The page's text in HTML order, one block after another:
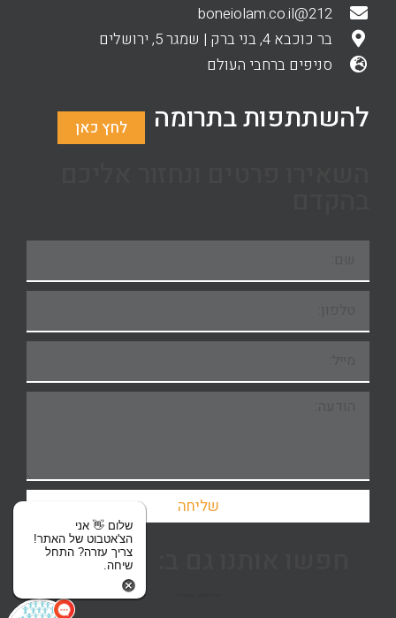
212@boneiolam.co.il
בר כוכבא 4, בני ברק | שמגר 5, ירושלים
סניפים ברחבי העולם
להשתתפות בתרומה לחץ כאן
שליחה
שלום 👋 אני
הצ'אטבוט של האתר!
צריך עזרה? התחל
שיחה.